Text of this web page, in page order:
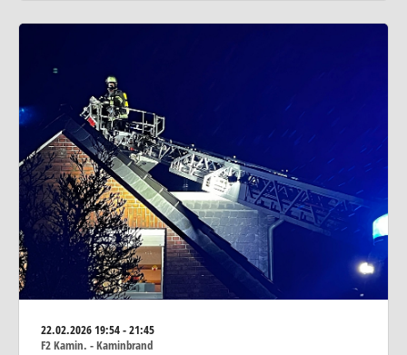
22.02.202619:54 - 21:45
F2 Kamin. - Kaminbrand